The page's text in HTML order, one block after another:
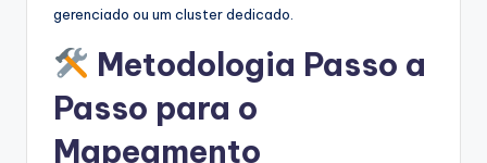
gerenciado ou um cluster dedicado.
Metodologia Passo a
Passo para o
Mapeamento